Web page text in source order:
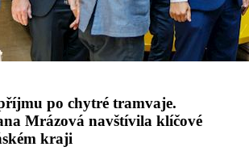
po chytré tramvaje.
Mrázová navštívila klíčové
kraji